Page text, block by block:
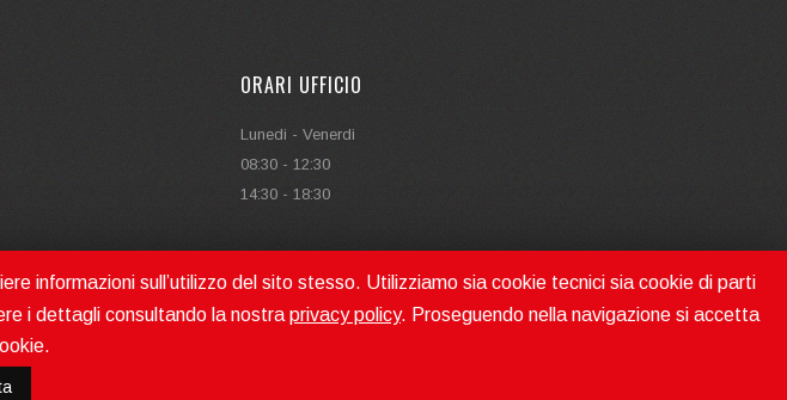
ORARI UFFICIO
Lunedi - Venerdi
08:30 - 12:30
14:30 - 18:30
2026 © MAGRIS SRL MAKES MOVING | CREATED WITH PASSION BY
COOKIES POLICY - PRIVACY
informazioni sull’utilizzo del sito stesso. Utilizziamo sia cookie tecnici sia cookie di parti
i dettagli consultando la nostra privacy policy. Proseguendo nella navigazione si accetta